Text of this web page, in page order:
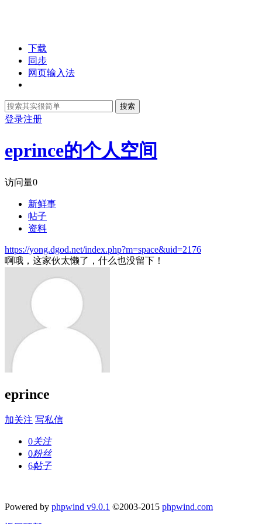
下载
同步
网页输入法
搜索
登录注册
eprince的个人空间
访问量0
新鲜事
帖子
资料
https://yong.dgod.net/index.php?m=space&uid=2176
啊哦，这家伙太懒了，什么也没留下！
eprince
加关注 写私信
0关注
0粉丝
6帖子
Powered by phpwind v9.0.1 ©2003-2015 phpwind.com